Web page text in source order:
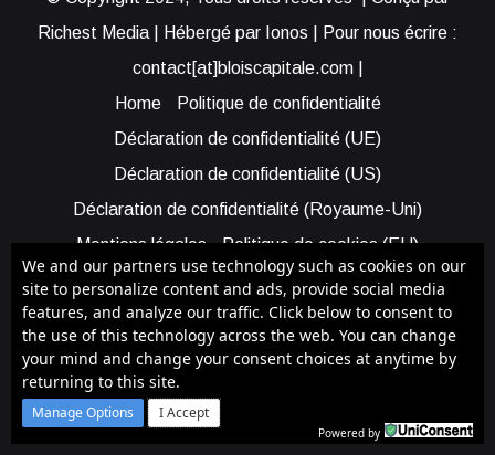
Richest Media | Hébergé par Ionos | Pour nous écrire :
contact[at]bloiscapitale.com |
Home
Politique de confidentialité
Déclaration de confidentialité (UE)
Déclaration de confidentialité (US)
Déclaration de confidentialité (Royaume-Uni)
Mentions légales
Politique de cookies (EU)
Cookie Policy (AUS)
Cookie Policy (US)
Qui sommes-nous ?
Participer à Blois Capitale
Bénéficier d’une assistance
Facebook
X
We and our partners use technology such as cookies on our
site to personalize content and ads, provide social media
features, and analyze our traffic. Click below to consent to
the use of this technology across the web. You can change
your mind and change your consent choices at anytime by
returning to this site.
Manage Options I Accept
Powered by